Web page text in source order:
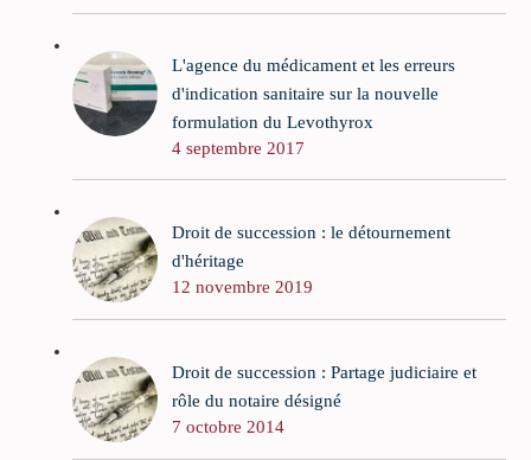
L'agence du médicament et les erreurs
d'indication sanitaire sur la nouvelle
formulation du Levothyrox
4 septembre 2017
Droit de succession : le détournement
d'héritage
12 novembre 2019
Droit de succession : Partage judiciaire et
rôle du notaire désigné
7 octobre 2014